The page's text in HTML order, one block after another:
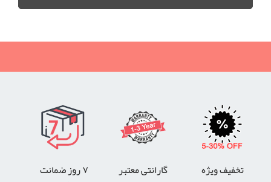
تخفیف ویژه گارانتی معتبر
۷ روز ضمانت